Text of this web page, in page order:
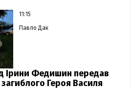
11:15
Павло Дак
Ірини Федишин передав
Героя Василя